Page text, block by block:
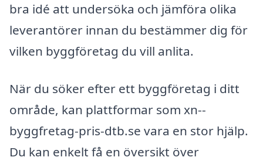
bra idé att undersöka och jämföra olika
leverantörer innan du bestämmer dig för
vilken byggföretag du vill anlita.
När du söker efter ett byggföretag i ditt
område, kan plattformar som xn--
byggfretag-pris-dtb.se vara en stor hjälp.
Du kan enkelt få en översikt över